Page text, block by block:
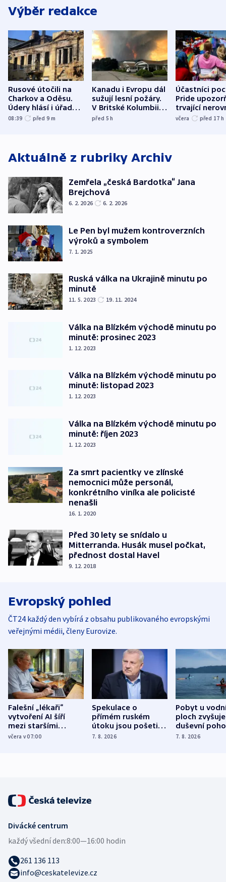
Výběr redakce
Rusové útočili na
Charkov a Oděsu.
Údery hlásí i úřady v
Bělgorodu
08:39 před 9 m
Kanadu i Evropu dál
sužují lesní požáry.
V Britské Kolumbii
evakuovali tisíce lidí
před 5h
Účastníci
Pride
trvající
včera před 17 h
Aktuálně z rubriky Archiv
Zemřela „česká Bardotka“ Jana
Brejchová
6. 2. 2026 6. 2. 2026
Le Pen byl mužem kontroverzních
výroků a symbolem
7. 1. 2025
Ruská válka na Ukrajině minutu po
minutě
11. 5. 2023 19. 11. 2024
Válka na Blízkém východě minutu po
minutě: prosinec 2023
1. 12. 2023
Válka na Blízkém východě minutu po
minutě: listopad 2023
1. 12. 2023
Válka na Blízkém východě minutu po
minutě: říjen 2023
1. 12. 2023
Za smrt pacientky ve zlínské
nemocnici může personál,
konkrétního viníka ale policisté
nenašli
16. 1. 2020
Před 30 lety se snídalo u
Mitterranda. Husák musel počkat,
přednost dostal Havel
9. 12. 2018
Evropský pohled
ČT24 každý den vybírá z obsahu publikovaného evropskými
veřejnými médii, členy Eurovize.
Falešní „lékaři“
vytvoření AI šíří
mezi staršími
Poláky nebezpečné
včera v 07:00
Spekulace o
přímém ruském
útoku jsou pošetilé,
míní estonský
7. 8. 2026
Pobyt u
ploch zvyšuje
duševní
ukázala
7. 8. 2026
Divácké centrum
každý všední den:8:00—16:00 hodin
261 136 113
info@ceskatelevize.cz